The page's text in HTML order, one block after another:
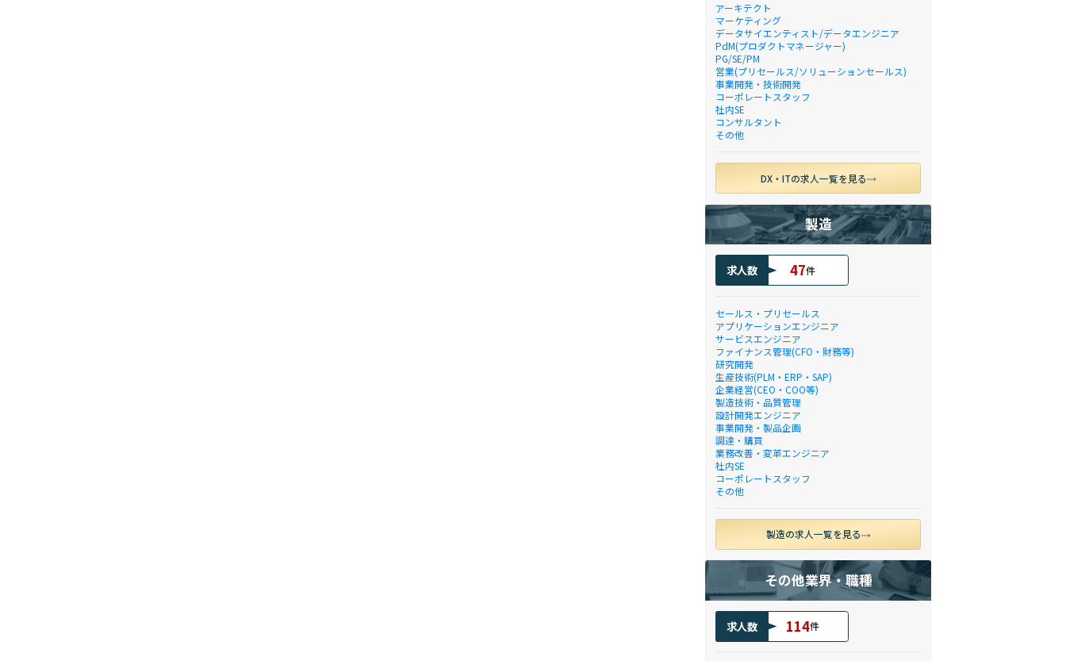
アーキテクト
マーケティング
データサイエンティスト/データエンジニア
PdM(プロダクトマネージャー)
PG/SE/PM
営業(プリセールス/ソリューションセールス)
事業開発・技術開発
コーポレートスタッフ
社内SE
コンサルタント
その他
DX・ITの求人一覧を見る
製造
求人数 47件
セールス・プリセールス
アプリケーションエンジニア
サービスエンジニア
ファイナンス管理(CFO・財務等)
研究開発
生産技術(PLM・ERP・SAP)
企業経営(CEO・COO等)
製造技術・品質管理
設計開発エンジニア
事業開発・製品企画
調達・購買
業務改善・変革エンジニア
社内SE
コーポレートスタッフ
その他
製造の求人一覧を見る
その他業界・職種
求人数 114件